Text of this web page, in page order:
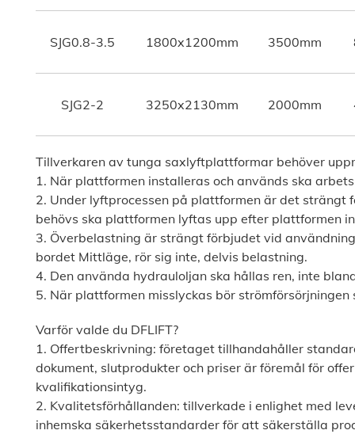
SJG0.8-3.5 1800x1200mm 3500mm
SJG2-2 3250x2130mm 2000mm
Tillverkaren av tunga saxlyftplattformar behöver
1. När plattformen installeras och används ska
2. Under lyftprocessen på plattformen är det
behövs ska plattformen lyftas upp efter plattformen
3. Överbelastning är strängt förbjudet vid
bordet Mittläge, rör sig inte, delvis belastning.
4. Den använda hydrauloljan ska hållas ren, inte
5. När plattformen misslyckas bör
Varför valde du DFLIFT?
1. Offertbeskrivning: företaget tillhandahåller
dokument, slutprodukter och priser är föremål för
kvalifikationsintyg.
2. Kvalitetsförhållanden: tillverkade i enlighet med
inhemska säkerhetsstandarder för att säkerställa